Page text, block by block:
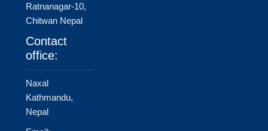
Ratnanagar-10,
Chitwan Nepal
Contact
office:
Naxal
Kathmandu,
Nepal